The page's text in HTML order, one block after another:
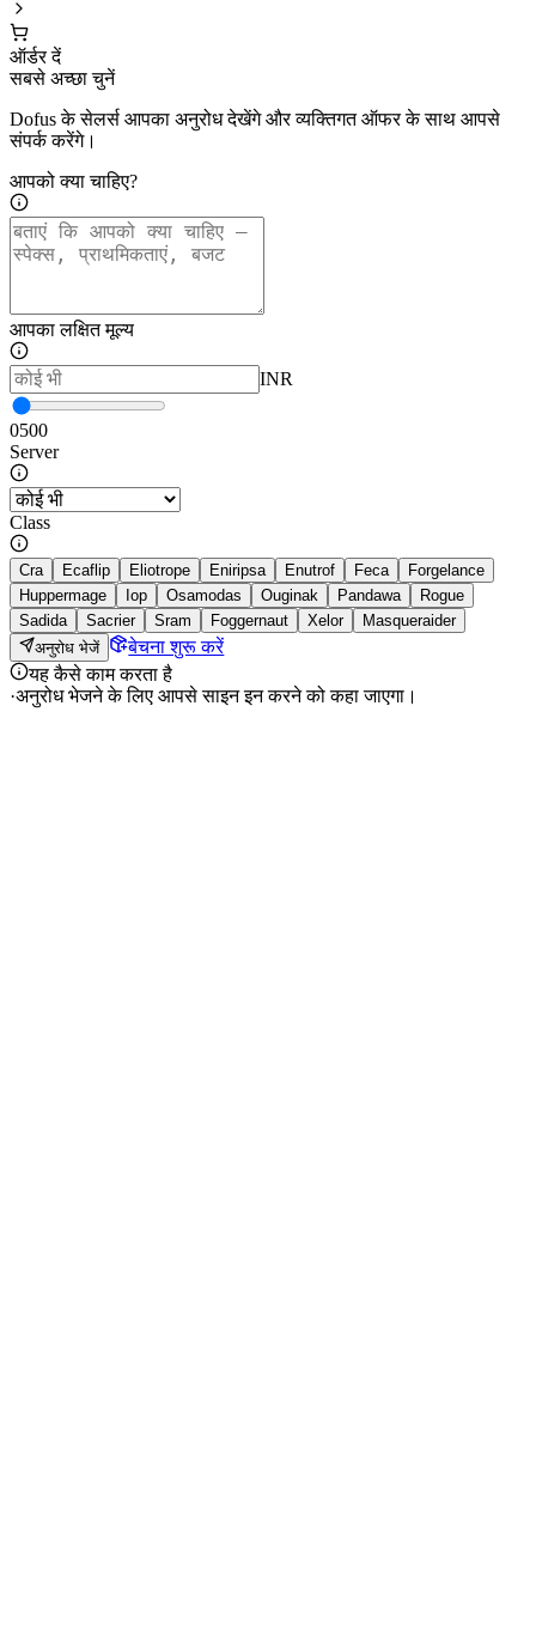
ऑर्डर दें
सबसे अच्छा चुनें
Dofus के सेलर्स आपका अनुरोध देखेंगे और व्यक्तिगत ऑफर के साथ आपसे
संपर्क करेंगे।
आपको क्या चाहिए?
आपका लक्षित मूल्य
INR
0500
Server
Class
Cra Ecaflip Eliotrope Eniripsa Enutrof Feca
Forgelance
Huppermage
Iop Osamodas Ouginak Pandawa
Rogue
Sadida
Sacrier Sram Foggernaut Xelor
Masqueraider
अनुरोध भेजें
बेचना शुरू करें
यह कैसे काम करता है
·अनुरोध भेजने के लिए आपसे साइन इन करने को कहा जाएगा।